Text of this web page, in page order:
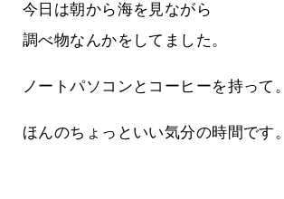
今日は朝から海を見ながら
調べ物なんかをしてました。
ノートパソコンとコーヒーを持って。
ほんのちょっといい気分の時間です。